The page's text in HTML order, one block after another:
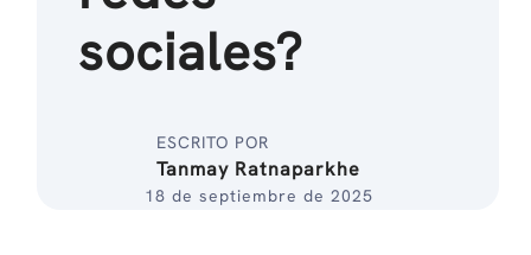
sociales?
ESCRITO POR
Tanmay Ratnaparkhe
18 de septiembre de 2025